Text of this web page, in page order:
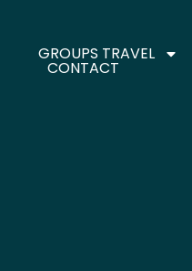
GROUPS TRAVEL
CONTACT